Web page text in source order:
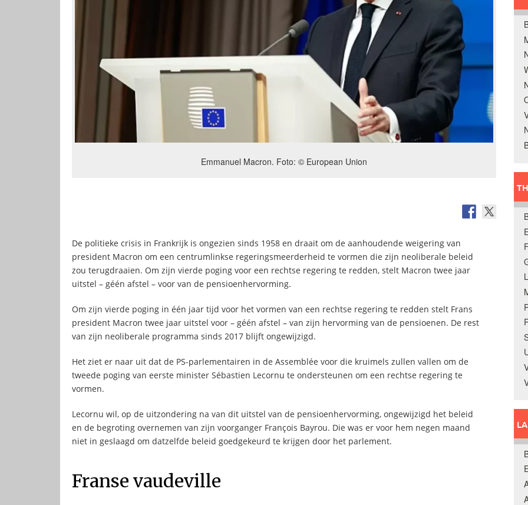
Emmanuel Macron. Foto: © European Union
De politieke crisis in Frankrijk is ongezien sinds 1958 en draait om de aanhoudende weigering van
president Macron om een centrumlinkse regeringsmeerderheid te vormen die zijn neoliberale beleid
zou terugdraaien. Om zijn vierde poging voor een rechtse regering te redden, stelt Macron twee jaar
uitstel – géén afstel – voor van de pensioenhervorming.
Om zijn vierde poging in één jaar tijd voor het vormen van een rechtse regering te redden stelt Frans
president Macron twee jaar uitstel voor – géén afstel – van zijn hervorming van de pensioenen. De rest
van zijn neoliberale programma sinds 2017 blijft ongewijzigd.
Het ziet er naar uit dat de PS-parlementairen in de Assemblée voor die kruimels zullen vallen om de
tweede poging van eerste minister Sébastien Lecornu te ondersteunen om een rechtse regering te
vormen.
Lecornu wil, op de uitzondering na van dit uitstel van de pensioenhervorming, ongewijzigd het beleid
en de begroting overnemen van zijn voorganger François Bayrou. Die was er voor hem negen maand
niet in geslaagd om datzelfde beleid goedgekeurd te krijgen door het parlement.
Franse vaudeville